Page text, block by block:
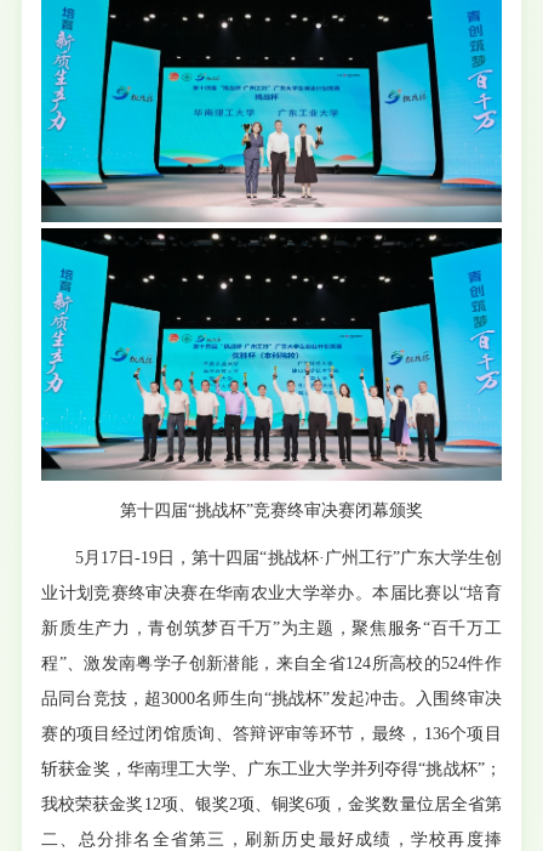
第十四届“挑战杯”竞赛终审决赛闭幕颁奖
5月17日-19日，第十四届“挑战杯·广州工行”广东大学生创
业计划竞赛终审决赛在华南农业大学举办。本届比赛以“培育
新质生产力，青创筑梦百千万”为主题，聚焦服务“百千万工
程”、激发南粤学子创新潜能，来自全省124所高校的524件作
品同台竞技，超3000名师生向“挑战杯”发起冲击。入围终审决
赛的项目经过闭馆质询、答辩评审等环节，最终，136个项目
斩获金奖，华南理工大学、广东工业大学并列夺得“挑战杯”；
我校荣获金奖12项、银奖2项、铜奖6项，金奖数量位居全省第
二、总分排名全省第三，刷新历史最好成绩，学校再度捧